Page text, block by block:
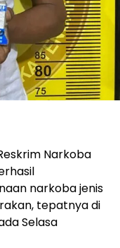
Narkoba
narkoba jenis
tepatnya di
Selasa